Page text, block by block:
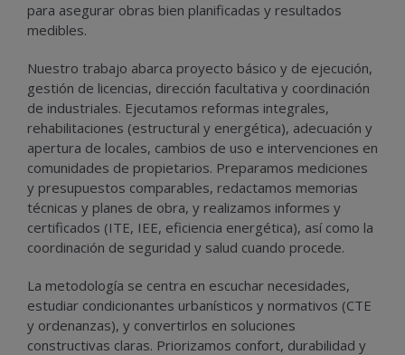
para asegurar obras bien planificadas y resultados
medibles.
Nuestro trabajo abarca proyecto básico y de ejecución,
gestión de licencias, dirección facultativa y coordinación
de industriales. Ejecutamos reformas integrales,
rehabilitaciones (estructural y energética), adecuación y
apertura de locales, cambios de uso e intervenciones en
comunidades de propietarios. Preparamos mediciones
y presupuestos comparables, redactamos memorias
técnicas y planes de obra, y realizamos informes y
certificados (ITE, IEE, eficiencia energética), así como la
coordinación de seguridad y salud cuando procede.
La metodología se centra en escuchar necesidades,
estudiar condicionantes urbanísticos y normativos (CTE
y ordenanzas), y convertirlos en soluciones
constructivas claras. Priorizamos confort, durabilidad y